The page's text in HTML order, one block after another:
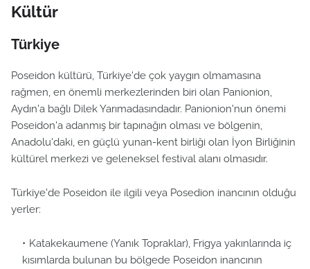
Kültür
Türkiye
Poseidon kültürü, Türkiye'de çok yaygın olmamasına
rağmen, en önemli merkezlerinden biri olan Panionion,
Aydın'a bağlı Dilek Yarımadasındadır. Panionion'nun önemi
Poseidon'a adanmış bir tapınağın olması ve bölgenin,
Anadolu'daki, en güçlü yunan-kent birliği olan İyon Birliğinin
kültürel merkezi ve geleneksel festival alanı olmasıdır.
Türkiye'de Poseidon ile ilgili veya Posedion inancının olduğu
yerler:
Katakekaumene (Yanık Topraklar), Frigya yakınlarında iç
kısımlarda bulunan bu bölgede Poseidon inancının